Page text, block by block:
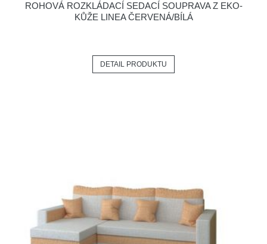
ROHOVÁ ROZKLÁDACÍ SEDACÍ SOUPRAVA Z EKO-
KŮŽE LINEA ČERVENÁ/BÍLÁ
DETAIL PRODUKTU